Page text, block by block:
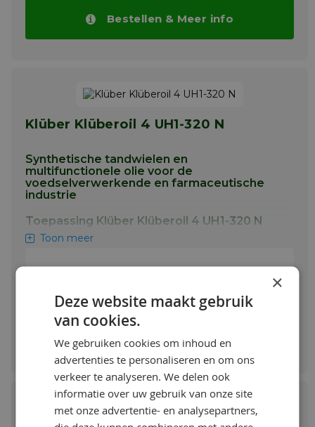
Bestellen & Meer info
Klüber Klüberoil 4 UH1-320 N
Synthetische tandwielen en
multifunctionele olie voor de
voedselverwerkende en farmaceutische
industrie
Toepassing Klüber Klüberoil 4 UH1-320 N
Klüberoil 4 UH1 N is ontwikkeld voor de
ook voor hef-, aandrijf- en
transportkettingen.
Toon meer
×
Deze website maakt gebruik
van cookies.
We gebruiken cookies om inhoud en
advertenties te personaliseren en om ons
verkeer te analyseren. We delen ook
informatie over uw gebruik van onze site
met onze advertentie- en analysepartners,